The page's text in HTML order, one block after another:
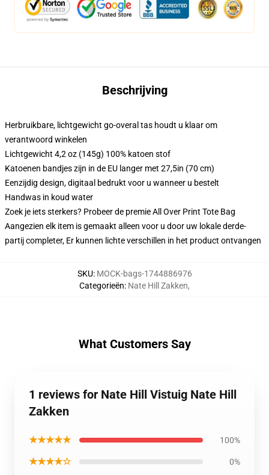
Beschrijving
Herbruikbare, lichtgewicht go-overal tas houdt u klaar om
verantwoord winkelen
Lichtgewicht 4,2 oz (145g) 100% katoen stof
Katoenen bandjes zijn in de EU langer met 27,5in (70 cm)
Eenzijdig design, digitaal bedrukt voor u wanneer u bestelt
Handwas in koud water
Zoek je iets sterkers? Probeer de premie All Over Print Tote Bag
Aangezien elk item is gemaakt alleen voor u door uw lokale derde-
partij completer, Er kunnen lichte verschillen in het product ontvangen
SKU: MOCK-bags-1744886976
Categorieën: Nate Hill Zakken,
What Customers Say
1 reviews for Nate Hill Vistuig Nate Hill
Zakken
★★★★★ 100%
★★★★☆ 0%